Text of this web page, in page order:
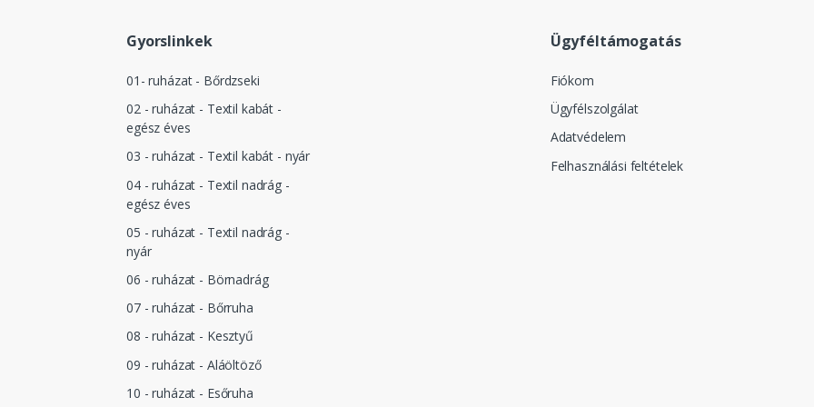
Gyorslinkek
01- ruházat - Bőrdzseki
02 - ruházat - Textil kabát -
egész éves
03 - ruházat - Textil kabát - nyár
04 - ruházat - Textil nadrág -
egész éves
05 - ruházat - Textil nadrág -
nyár
06 - ruházat - Börnadrág
07 - ruházat - Bőrruha
08 - ruházat - Kesztyű
09 - ruházat - Aláöltöző
10 - ruházat - Esőruha
Ügyféltámogatás
Fiókom
Ügyfélszolgálat
Adatvédelem
Felhasználási feltételek